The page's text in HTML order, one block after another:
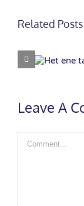
Related Posts
De
Leave A
Comment